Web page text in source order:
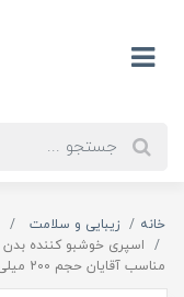
خانه زیبایی و سلامت
مناسب آقایان حجم 200 میلی لیتر